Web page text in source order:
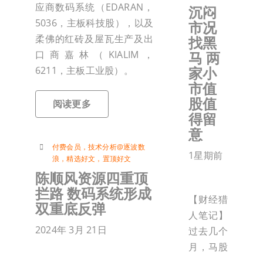
应商数码系统（EDARAN，
5036，主板科技股），以及
柔佛的红砖及屋瓦生产及出
口商嘉林（KIALIM，
6211，主板工业股）。
阅读更多
付费会员 ， 技术分析@逐波数
浪 ，精选好文 ， 置顶好文
陈顺风资源四重顶
拦路 数码系统形成
双重底反弹
2024年 3月 21日
沉闷
市况
找黑
马 两
家小
市值
股值
得留
意
1星期前
【财经猎
人笔记】
过去几个
月，马股